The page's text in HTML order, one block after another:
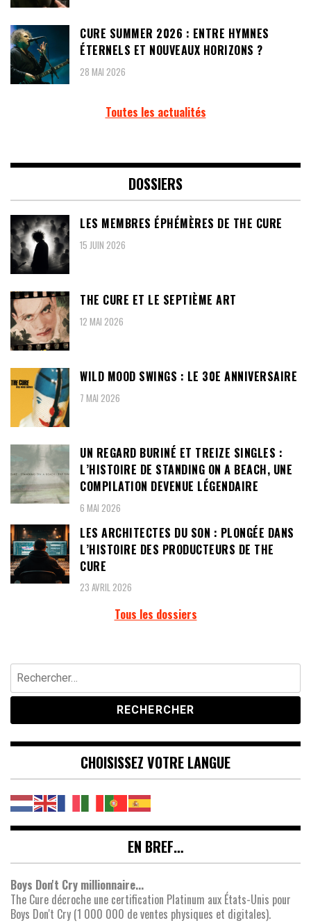
CURE SUMMER 2026 : ENTRE HYMNES
ÉTERNELS ET NOUVEAUX HORIZONS ?
28 MAI 2026
Toutes les actualités
DOSSIERS
LES MEMBRES ÉPHÉMÈRES DE THE CURE
15 JUIN 2026
THE CURE ET LE SEPTIÈME ART
12 MAI 2026
WILD MOOD SWINGS : LE 30E ANNIVERSAIRE
7 MAI 2026
UN REGARD BURINÉ ET TREIZE SINGLES :
L’HISTOIRE DE STANDING ON A BEACH, UNE
COMPILATION DEVENUE LÉGENDAIRE
6 MAI 2026
LES ARCHITECTES DU SON : PLONGÉE DANS
L’HISTOIRE DES PRODUCTEURS DE THE
CURE
23 AVRIL 2026
Tous les dossiers
Rechercher :
CHOISISSEZ VOTRE LANGUE
EN BREF…
Boys Don't Cry millionnaire...
The Cure décroche une certification Platinum aux États-Unis pour
Boys Don't Cry (1 000 000 de ventes physiques et digitales).